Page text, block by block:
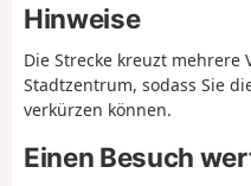
Hinweise
Die Strecke kreuzt mehrere
Stadtzentrum, sodass Sie
verkürzen können.
Einen Besuch